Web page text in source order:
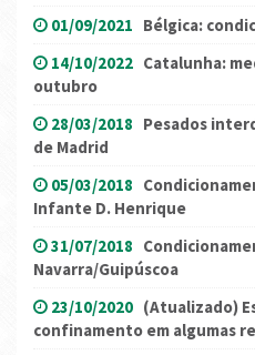
01/09/2021 Bélgica:
14/10/2022 Catalunha:
outubro
28/03/2018 Pesados
de Madrid
05/03/2018
Infante D. Henrique
31/07/2018
Navarra/Guipúscoa
23/10/2020 (Atualizado)
confinamento em algumas